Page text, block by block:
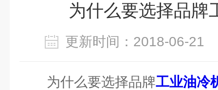
为什么要选择品牌
更新时间：2018-06-
为什么要选择品牌工业油冷